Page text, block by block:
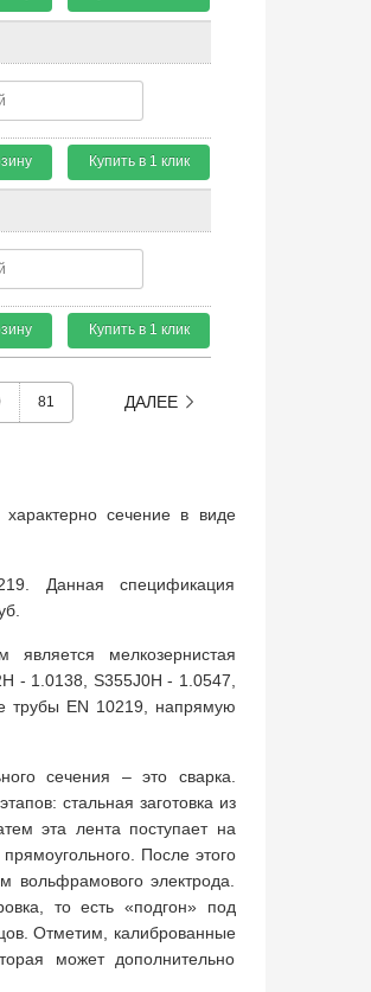
Купить в 1 клик
Купить в 1 клик
81 ДАЛЕЕ
сечение в виде
Данная спецификация
мелкозернистая
- 1.0138, S355J0H - 1.0547,
трубы EN 10219, напрямую
сечения – это сварка.
стальная заготовка из
эта лента поступает на
После этого
вольфрамового электрода.
то есть «подгон» под
Отметим, калиброванные
может дополнительно